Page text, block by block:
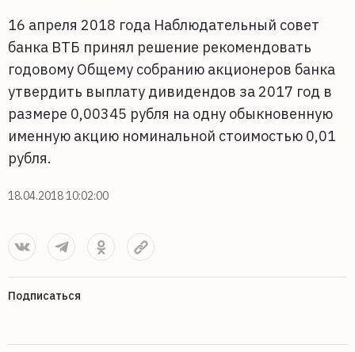
16 апреля 2018 года Наблюдательный совет
банка ВТБ принял решение рекомендовать
годовому Общему собранию акционеров банка
утвердить выплату дивидендов за 2017 год в
размере 0,00345 рубля на одну обыкновенную
именную акцию номинальной стоимостью 0,01
рубля.
18.04.2018 10:02:00
Подписаться